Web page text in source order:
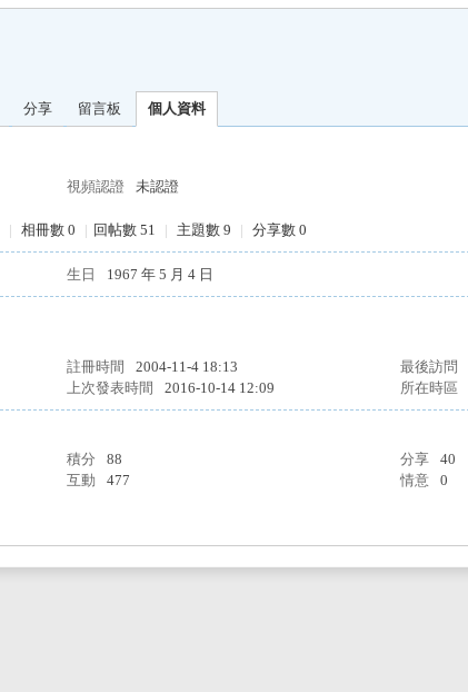
分享 留言板 個人資料
視頻認證 未認證
| 相冊數 0 | 回帖數 51 | 主題數 9 | 分享數 0
生日 1967 年 5 月 4 日
註冊時間 2004-11-4 18:13 最後訪問
上次發表時間 2016-10-14 12:09 所在時區
積分 88 分享
40
互動 477 情意
0